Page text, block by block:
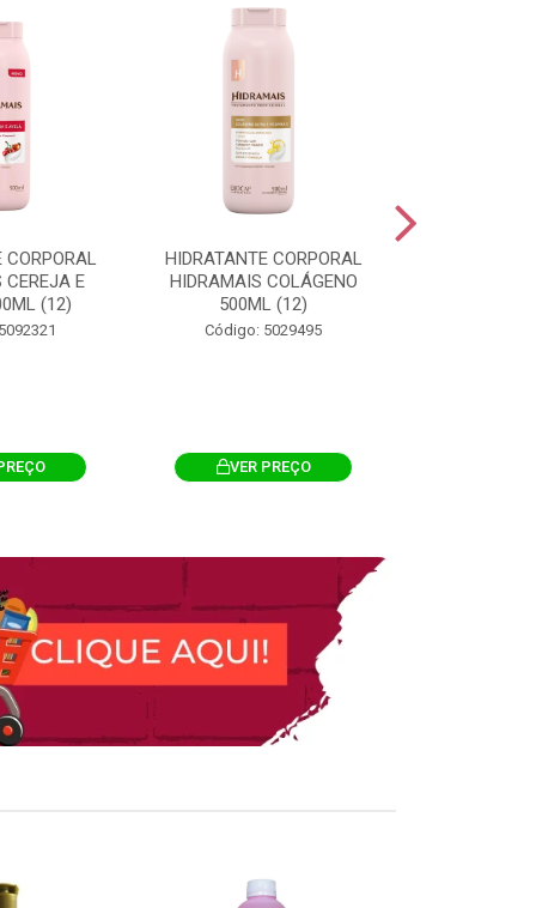
CORPORAL
CEREJA E
(12)
HIDRATANTE CORPORAL
HIDRAMAIS COLÁGENO
500ML (12)
Código: 5029495
VER PREÇO